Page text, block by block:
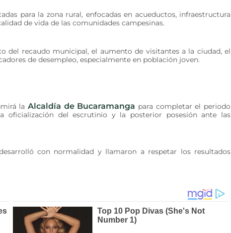
para la zona rural, enfocadas en acueductos, infraestructura
de vida de las comunidades campesinas.
del recaudo municipal, el aumento de visitantes a la ciudad, el
de desempleo, especialmente en población joven.
la Alcaldía de Bucaramanga para completar el periodo
oficialización del escrutinio y la posterior posesión ante las
con normalidad y llamaron a respetar los resultados